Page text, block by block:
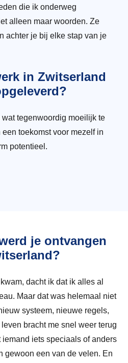
die ik onderweg
alleen maar woorden. Ze
achter je bij elke stap van je
in Zwitserland
wat tegenwoordig moeilijk te
toekomst voor mezelf in
potentieel.
je ontvangen
dacht ik dat ik alles al
Maar dat was helemaal niet
systeem, nieuwe regels,
bracht me snel weer terug
iets speciaals of anders
gewoon een van de velen. En